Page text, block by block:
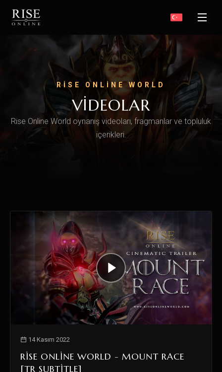
RISE ONLINE WORLD
VIDEOLAR
Rise Online World oynanış videoları, fragmanlar ve topluluk
içerikleri.
14 Kasım 2022
RISE ONLINE WORLD - MOUNT RACE
[TR SUBTITLE]